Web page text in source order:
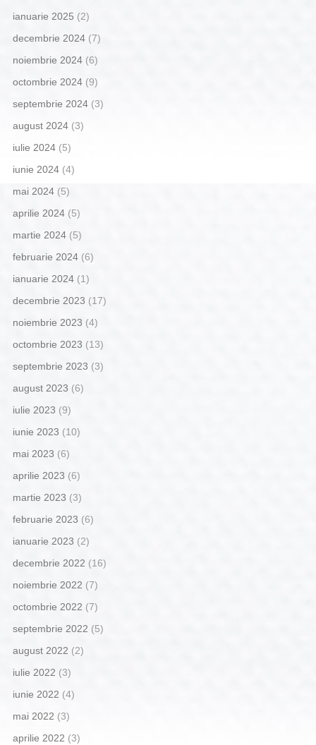
ianuarie 2025 (2)
decembrie 2024(7)
noiembrie 2024(6)
octombrie 2024(9)
septembrie 2024(3)
august 2024(3)
iulie 2024(5)
iunie 2024(4)
mai 2024(5)
aprilie 2024(5)
martie 2024(5)
februarie 2024(6)
ianuarie 2024(1)
decembrie 2023 (17)
noiembrie 2023 (4)
octombrie 2023 (13)
septembrie 2023 (3)
august 2023 (6)
iulie 2023 (9)
iunie 2023 (10)
mai 2023 (6)
aprilie 2023 (6)
martie 2023 (3)
februarie 2023 (6)
ianuarie 2023 (2)
decembrie 2022 (16)
noiembrie 2022 (7)
octombrie 2022 (7)
septembrie 2022 (5)
august 2022 (2)
iulie 2022 (3)
iunie 2022 (4)
mai 2022 (3)
aprilie 2022 (3)